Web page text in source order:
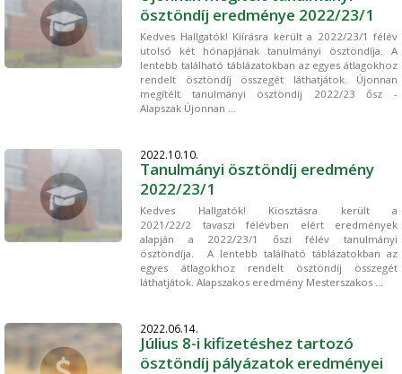
ösztöndíj eredménye 2022/23/1
Kedves Hallgatók! Kiírásra került a 2022/23/1 félév
utolsó két hónapjának tanulmányi ösztöndíja. A
lentebb található táblázatokban az egyes átlagokhoz
rendelt ösztöndíj összegét láthatjátok. Újonnan
megítélt tanulmányi ösztöndíj 2022/23 ősz -
Alapszak Újonnan ...
2022.10.10.
Tanulmányi ösztöndíj eredmény
2022/23/1
Kedves Hallgatók! Kiosztásra került a
2021/22/2 tavaszi félévben elért eredmények
alapján a 2022/23/1 őszi félév tanulmányi
ösztöndíja. A lentebb található táblázatokban az
egyes átlagokhoz rendelt ösztöndíj összegét
láthatjátok. Alapszakos eredmény Mesterszakos ...
2022.06.14.
Július 8-i kifizetéshez tartozó
ösztöndíj pályázatok eredményei